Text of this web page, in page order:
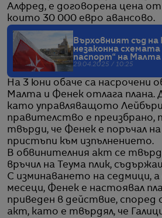
Алфред, е договорена цена
които 30 000 евро авансово.
Върховният съд на
незаконна схемата
паспорт“ на Малта
29.04.2025 / 10:25
На 3 юни обаче са насрочени
Малта и Фенек отлага плана.
като управляващото
правителство е преизбрано,
твърди, че Фенек е поръчал
пристъпи към изпълнението.
В обвинителния акт се
връчил на Теума плик,
С изминаването на седмици,
месеци, Фенек е настоявал
приведен в действие, според
акт, като е твърдял, че